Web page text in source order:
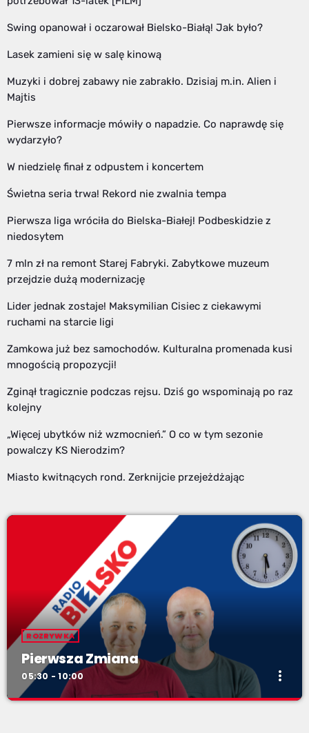
Swing opanował i oczarował Bielsko-Białą! Jak było?
Lasek zamieni się w salę kinową
Muzyki i dobrej zabawy nie zabrakło. Dzisiaj m.in. Alien i
Majtis
Pierwsze informacje mówiły o napadzie. Co naprawdę się
wydarzyło?
W niedzielę finał z odpustem i koncertem
Świetna seria trwa! Rekord nie zwalnia tempa
Pierwsza liga wróciła do Bielska-Białej! Podbeskidzie z
niedosytem
7 mln zł na remont Starej Fabryki. Zabytkowe muzeum
przejdzie dużą modernizację
Lider jednak zostaje! Maksymilian Cisiec z ciekawymi
ruchami na starcie ligi
Zamkowa już bez samochodów. Kulturalna promenada kusi
mnogością propozycji!
Zginął tragicznie podczas rejsu. Dziś go wspominają po raz
kolejny
„Więcej ubytków niż wzmocnień.” O co w tym sezonie
powalczy KS Nierodzim?
Miasto kwitnących rond. Zerknijcie przejeżdżając
ROZRYWKA
Pierwsza Zmiana
05:30 - 10:00 more_vert